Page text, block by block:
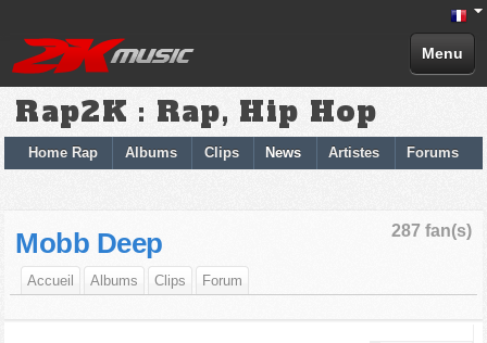
Menu
Rap2K : Rap, Hip Hop
Home Rap Albums Clips News Artistes Forums
287 fan(s)
Mobb Deep
Accueil Albums Clips Forum